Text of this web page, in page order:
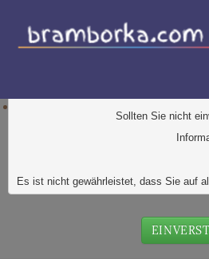
Diese Website
Sollten Sie nicht
Es ist nicht gewährleistet, dass Sie auf